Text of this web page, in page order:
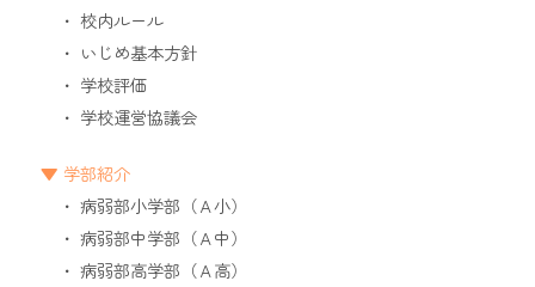
校内ルール
いじめ基本方針
学校評価
学校運営協議会
学部紹介
病弱部小学部（Ａ小）
病弱部中学部（Ａ中）
病弱部高学部（Ａ高）